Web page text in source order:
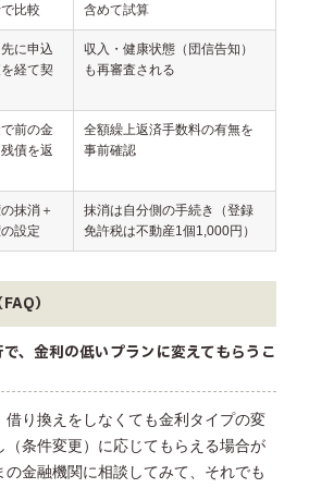
比較
含めて試算
に申込
経て契
収入・健康状態（団信告知）
も再審査される
前の金
債を返
全額繰上返済手数料の有無を
事前確認
抹消＋
設定
抹消は自分側の手続き（登録
免許税は不動産1個1,000円）
）
、金利の低いプランに変えてもらうこ
借り換えをしなくても金利タイプの変
（条件変更）に応じてもらえる場合が
の金融機関に相談してみて、それでも